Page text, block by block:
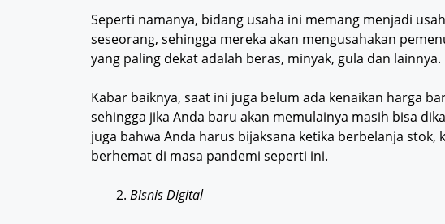
Seperti namanya, bidang usaha ini memang menjadi
seseorang, sehingga mereka akan mengusahakan
yang paling dekat adalah beras, minyak, gula dan lainnya.
Kabar baiknya, saat ini juga belum ada kenaikan harga
sehingga jika Anda baru akan memulainya masih bisa
juga bahwa Anda harus bijaksana ketika berbelanja stok,
berhemat di masa pandemi seperti ini.
Bisnis Digital